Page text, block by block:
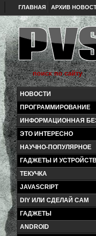
ГЛАВНАЯ АРХИВ
НОВОСТИ
ПРОГРАММИРОВАНИЕ
ИНФОРМАЦИОННАЯ
ЭТО ИНТЕРЕСНО
НАУЧНО-ПОПУЛЯРНОЕ
ГАДЖЕТЫ И
ТЕКУЧКА
JAVASCRIPT
DIY ИЛИ СДЕЛАЙ САМ
ГАДЖЕТЫ
ANDROID